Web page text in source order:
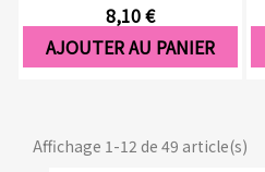
8,10 €
AJOUTER AU PANIER
Affichage 1-12 de 49 article(s)